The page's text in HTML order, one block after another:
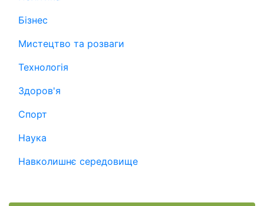
Бізнес
Мистецтво та розваги
Технологія
Здоров'я
Спорт
Наука
Навколишнє середовище